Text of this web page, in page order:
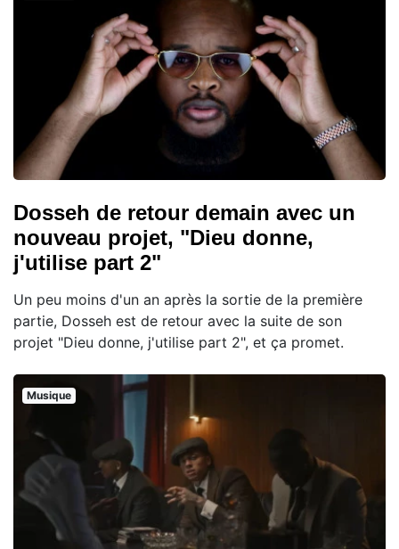
Dosseh de retour demain avec un
nouveau projet, "Dieu donne,
j'utilise part 2"
Un peu moins d'un an après la sortie de la première
partie, Dosseh est de retour avec la suite de son
projet "Dieu donne, j'utilise part 2", et ça promet.
Musique